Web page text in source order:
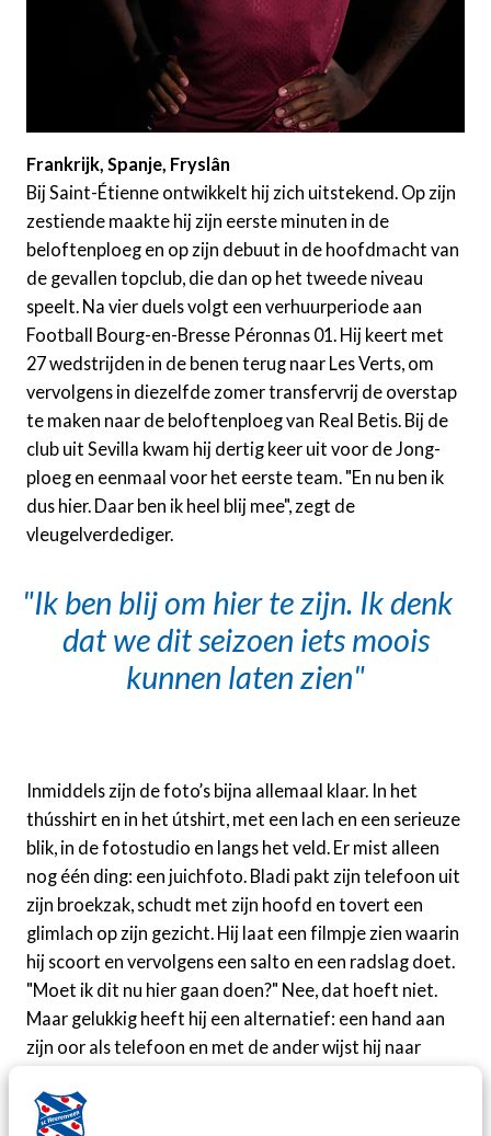
Frankrijk, Spanje, Fryslân
Bij Saint-Étienne ontwikkelt hij zich uitstekend. Op zijn
zestiende maakte hij zijn eerste minuten in de
beloftenploeg en op zijn debuut in de hoofdmacht van
de gevallen topclub, die dan op het tweede niveau
speelt. Na vier duels volgt een verhuurperiode aan
Football Bourg-en-Bresse Péronnas 01. Hij keert met
27 wedstrijden in de benen terug naar Les Verts, om
vervolgens in diezelfde zomer transfervrij de overstap
te maken naar de beloftenploeg van Real Betis. Bij de
club uit Sevilla kwam hij dertig keer uit voor de Jong-
ploeg en eenmaal voor het eerste team. "En nu ben ik
dus hier. Daar ben ik heel blij mee", zegt de
vleugelverdediger.
Ik ben blij om hier te zijn. Ik denk
dat we dit seizoen iets moois
kunnen laten zien
Inmiddels zijn de foto’s bijna allemaal klaar. In het
thússhirt en in het útshirt, met een lach en een serieuze
blik, in de fotostudio en langs het veld. Er mist alleen
nog één ding: een juichfoto. Bladi pakt zijn telefoon uit
zijn broekzak, schudt met zijn hoofd en tovert een
glimlach op zijn gezicht. Hij laat een filmpje zien waarin
hij scoort en vervolgens een salto en een radslag doet.
"Moet ik dit nu hier gaan doen?" Nee, dat hoeft niet.
Maar gelukkig heeft hij een alternatief: een hand aan
zijn oor als telefoon en met de ander wijst hij naar